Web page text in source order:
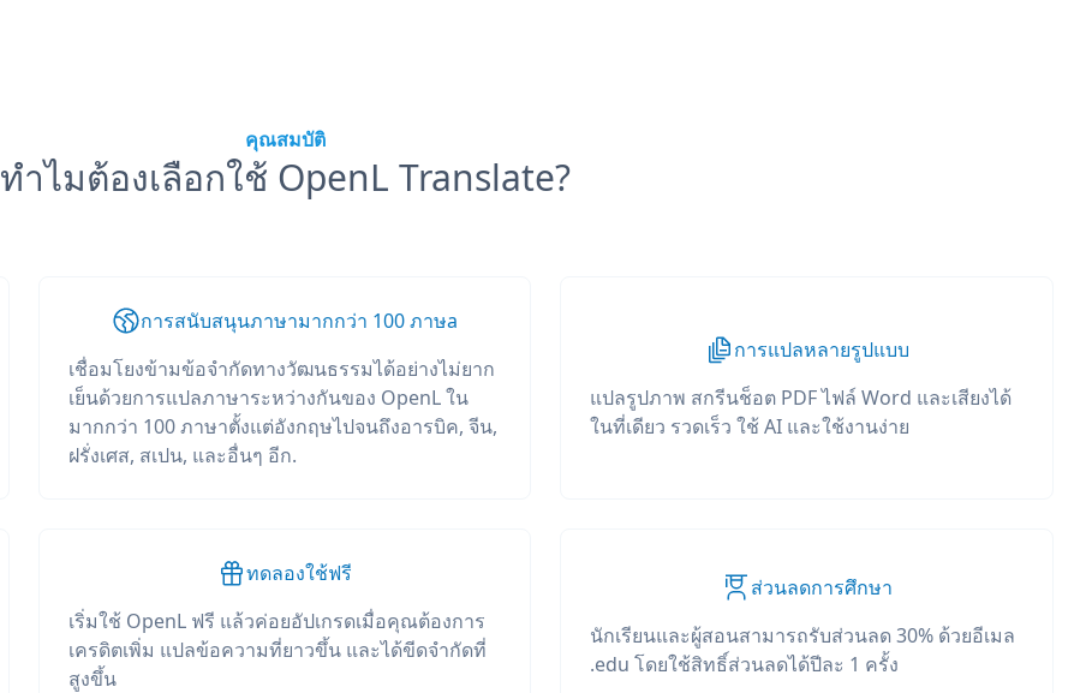
คุณสมบัติ
ทำไมต้องเลือกใช้ OpenL Translate?
การสนับสนุนภาษามากกว่า 100 ภาษа
เชื่อมโยงข้ามข้อจำกัดทางวัฒนธรรมได้อย่างไม่ยาก
เย็นด้วยการแปลภาษาระหว่างกันของ OpenL ใน
มากกว่า 100 ภาษาตั้งแต่อังกฤษไปจนถึงอารบิค, จีน,
ฝรั่งเศส, สเปน, และอื่นๆ อีก.
การแปลหลายรูปแบบ
แปลรูปภาพ สกรีนช็อต PDF ไฟล์ Word และเสียงได้
ในที่เดียว รวดเร็ว ใช้ AI และใช้งานง่าย
ทดลองใช้ฟรี
เริ่มใช้ OpenL ฟรี แล้วค่อยอัปเกรดเมื่อคุณต้องการ
เครดิตเพิ่ม แปลข้อความที่ยาวขึ้น และได้ขีดจำกัดที่
สูงขึ้น
ส่วนลดการศึกษา
นักเรียนและผู้สอนสามารถรับส่วนลด 30% ด้วยอีเมล
.edu โดยใช้สิทธิ์ส่วนลดได้ปีละ 1 ครั้ง